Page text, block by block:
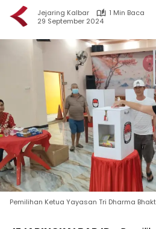
Jejaring Kalbar
1 Min Baca
29 September 2024
Pemilihan Ketua Yayasan Tri Dharma